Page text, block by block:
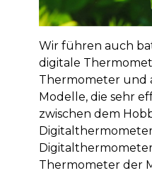
Wir führen auch
digitale
Thermometer und
Modelle, die sehr
zwischen dem
Thermometer der